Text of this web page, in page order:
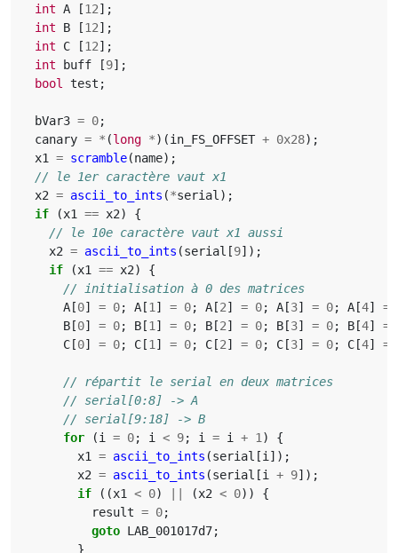
int A [12];
int
B [12];
int
C [12];
int
buff [9];
bool
test ;
bVar3 = 0;
canary = * (long *)(in_FS_OFFSET + 0x28);
x1
= scramble(name);
x2 = ascii_to_ints (*serial );
if
(x1 == x2)
{
x2 = ascii_to_ints (serial [9]);
if
(x1 == x2)
{
A [0] = 0; A [1 ] = 0; A [2] = 0; A [3] = 0; A [4] =
B [0] = 0; B [1 ] = 0; B [2] = 0; B [3] = 0; B [4] =
C [0] = 0; C [1 ] = 0; C [2] = 0; C [3] = 0; C [4] =
for
(i = 0; i < 9; i = i + 1 )
{
x1
= ascii_to_ints (serial [i ]);
x2 = ascii_to_ints (serial [i + 9]);
if
((x1 < 0) (x2 < 0))
{
result = 0;
goto LAB_001017d7;
}